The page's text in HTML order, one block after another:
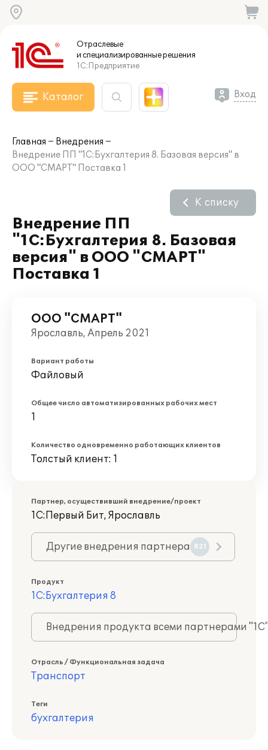
Отраслевые
и специализированныерешения
1С:Предприятие
Каталог Вход
Главная
Внедрения
Внедрение ПП "1С:Бухгалтерия 8. Базовая версия" в
ООО "СМАРТ" Поставка 1
Внедрение ПП
"1С:Бухгалтерия 8. Базовая
версия" в ООО "СМАРТ"
Поставка 1
К списку
ООО "СМАРТ"
Ярославль, Апрель 2021
Вариант работы
Файловый
Общее число автоматизированных рабочих мест
1
Количество одновременно работающих клиентов
Толстый клиент: 1
Партнер, осуществивший внедрение/проект
1С:Первый Бит, Ярославль
Другие внедрения партнера 821
Продукт
1С:Бухгалтерия 8
Внедрения продукта всеми партнерами
Отрасль / Функциональная задача
Транспорт
Теги
бухгалтерия